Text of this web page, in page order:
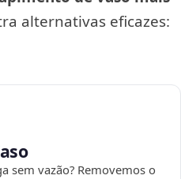
alternativas eficazes:
sem vazão? Removemos o